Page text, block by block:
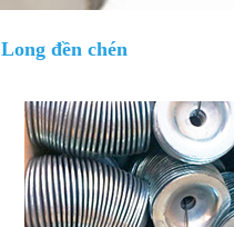
Long đền chén